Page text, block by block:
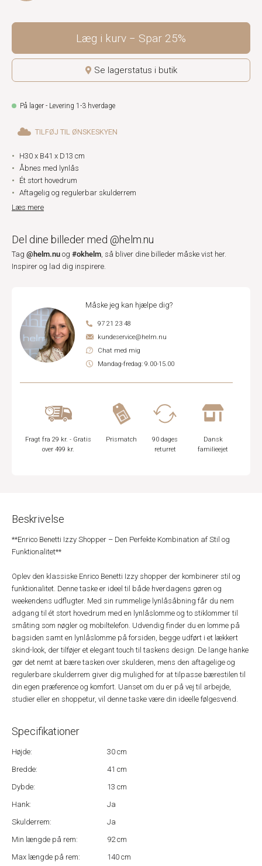
Læg i kurv Spar 25%
Se lagerstatus i butik
På lager - Levering 1-3 hverdage
TILFØJ TIL ØNSKESKYEN
H30 x B41 x D13 cm
Åbnes med lynlås
Ét stort hovedrum
Aftagelig og regulerbar skulderrem
Læs mere
Del dine billeder med @helm.nu
Tag @helm.nu og #okhelm, så bliver dine billeder måske vist her.
Inspirer og lad dig inspirere.
Måske jeg kan hjælpe dig?
97 21 23 48
kundeservice@helm.nu
Chat med mig
Mandag-fredag: 9.00-15.00
Fragt fra 29 kr. - Gratis
over 499 kr.
Prismatch
90 dages
returret
Dansk
familieejet
Beskrivelse
**Enrico Benetti Izzy Shopper – Den Perfekte Kombination af Stil og
Funktionalitet**
Oplev den klassiske Enrico Benetti Izzy shopper der kombinerer stil og
funktionalitet. Denne taske er ideel til både hverdagens gøren og
weekendens udflugter. Med sin rummelige lynlåsåbning får du nem
adgang til ét stort hovedrum med en lynlåslomme og to stiklommer til
småting som nøgler og mobiltelefon. Udvendig finder du en lomme på
bagsiden samt en lynlåslomme på forsiden, begge udført i et lækkert
skind-look, der tilføjer et elegant touch til taskens design. De lange hanke
gør det nemt at bære tasken over skulderen, mens den aftagelige og
regulerbare skulderrem giver dig mulighed for at tilpasse bærestilen til
din egen præference og komfort. Uanset om du er på vej til arbejde,
studier eller en shoppetur, vil denne taske være din ideelle følgesvend.
Specifikationer
Højde:
30 cm
Bredde:
41 cm
Dybde:
13 cm
Hank:
Ja
Skulderrem:
Ja
Min længde på rem:
92 cm
Max længde på rem:
140 cm